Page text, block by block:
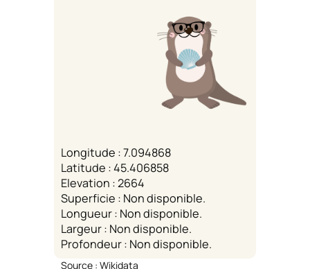
Longitude : 7.094868
Latitude : 45.406858
Elevation : 2664
Superficie : Non disponible.
Longueur : Non disponible.
Largeur : Non disponible.
Profondeur : Non disponible.
Source : Wikidata